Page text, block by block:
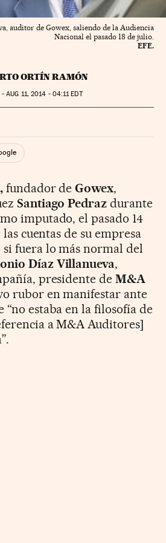
auditor de Gowex, saliendo de la Audiencia
Nacional el pasado 18 de julio.
EFE.
ORTÍN RAMÓN
-AUG 11, 2014 - 04:11EDT
Twitter
Redes Sociales
fundador deGowex,
Santiago Pedraz durante
imputado, el pasado 14
cuentas de su empresa
si fuera lo más normal del
Díaz Villanueva,
presidente deM&A
rubor en manifestar ante
“no estaba en la filosofía de
a M&A Auditores]